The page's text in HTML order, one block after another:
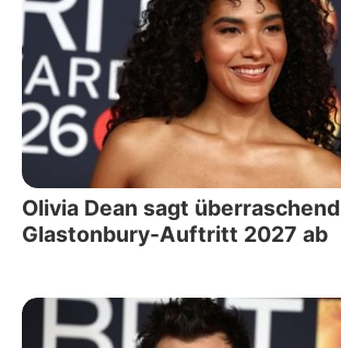
Olivia Dean sagt überraschend
Glastonbury-Auftritt 2027 ab